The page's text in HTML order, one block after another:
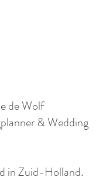
de Wolf
& Wedding
in Zuid-Holland.